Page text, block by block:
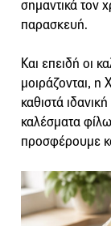
σημαντικά τον
παρασκευή.
Και επειδή οι
μοιράζονται, η
καθιστά
καλέσματα
προσφέρουμε